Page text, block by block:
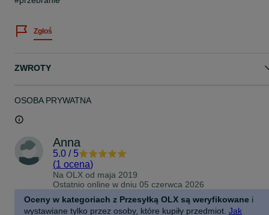
Zgłoś
ZWROTY
OSOBA PRYWATNA
Anna
5.0 / 5
(1 ocena)
Na OLX od maja 2019
Ostatnio online w dniu 05 czerwca 2026
Oceny w kategoriach z Przesyłką OLX są weryfikowane i
wystawiane tylko przez osoby, które kupiły przedmiot. Jak